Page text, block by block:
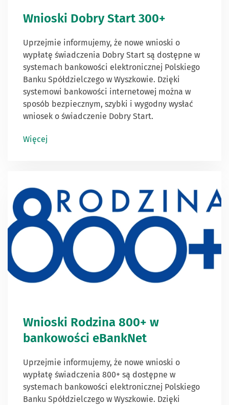
Wnioski Dobry Start 300+
Uprzejmie informujemy, że nowe wnioski o
wypłatę świadczenia Dobry Start są dostępne w
systemach bankowości elektronicznej Polskiego
Banku Spółdzielczego w Wyszkowie. Dzięki
systemowi bankowości internetowej można w
sposób bezpiecznym, szybki i wygodny wysłać
wniosek o świadczenie Dobry Start.
Więcej
Wnioski Rodzina 800+ w
bankowości eBankNet
Uprzejmie informujemy, że nowe wnioski o
wypłatę świadczenia 800+ są dostępne w
systemach bankowości elektronicznej Polskiego
Banku Spółdzielczego w Wyszkowie. Dzięki